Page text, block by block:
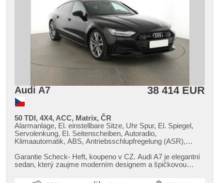
Audi A7 38 414 EUR
50 TDI, 4X4, ACC, Matrix, ČR
Alarmanlage, El. einstellbare Sitze, Uhr Spur, El. Spiegel,
Servolenkung, El. Seitenscheiben, Autoradio,
Klimaautomatik, ABS, Antriebsschlupfregelung (ASR),
Elektronisches Stabilitätsprogramm (ESP),
Nebelscheinwerfer, beheizte Sitze, Ledersitze,
Reifendrucksensor, Automatikgetriebe, Antrieb 4x4
Garantie Scheck​- Heft,​ koupeno v CZ. Audi A7 je elegantní
sedan,​ který zaujme moderním designem a špičkovou